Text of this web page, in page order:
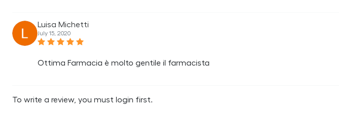
Luisa Michetti
July 15, 2020
Ottima Farmacia è molto gentile il farmacista
To write a review, you must login first.